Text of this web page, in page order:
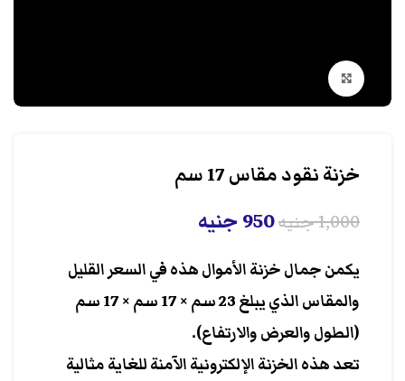
خزنة نقود مقاس 17 سم
1,000جنيه950جنيه
يكمن جمال خزنة الأموال هذه في السعر القليل
والمقاس الذي يبلغ 23 سم × 17 سم × 17 سم
(الطول والعرض والارتفاع).
تعد هذه الخزنة الإلكترونية الآمنة للغاية مثالية